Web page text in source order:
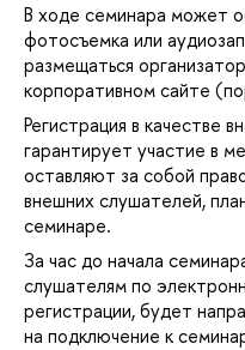
ходе семинара может
фотосъемка или
размещаться
корпоративном сайте
Регистрация в качестве
арантирует участие в
оставляют за собой
нешних слушателей,
семинаре.
За час до начала
слушателям по
регистрации, будет
на подключение к